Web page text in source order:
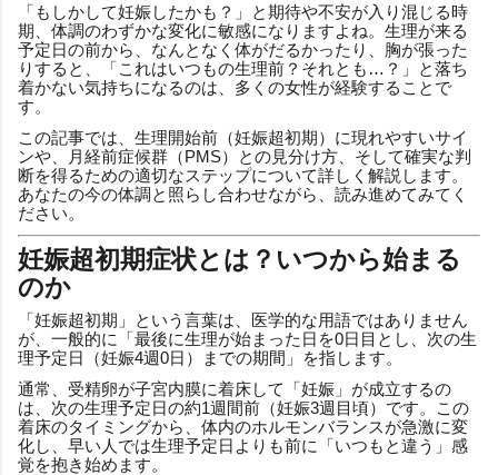
「もしかして妊娠したかも？」と期待や不安が入り混じる時
期、体調のわずかな変化に敏感になりますよね。生理が来る
予定日の前から、なんとなく体がだるかったり、胸が張った
りすると、「これはいつもの生理前？それとも…？」と落ち
着かない気持ちになるのは、多くの女性が経験することで
す。
この記事では、生理開始前（妊娠超初期）に現れやすいサイ
ンや、月経前症候群（PMS）との見分け方、そして確実な判
断を得るための適切なステップについて詳しく解説します。
あなたの今の体調と照らし合わせながら、読み進めてみてく
ださい。
妊娠超初期症状とは？いつから始まる
のか
「妊娠超初期」という言葉は、医学的な用語ではありません
が、一般的に「最後に生理が始まった日を0日目とし、次の生
理予定日（妊娠4週0日）までの期間」を指します。
通常、受精卵が子宮内膜に着床して「妊娠」が成立するの
は、次の生理予定日の約1週間前（妊娠3週目頃）です。この
着床のタイミングから、体内のホルモンバランスが急激に変
化し、早い人では生理予定日よりも前に「いつもと違う」感
覚を抱き始めます。